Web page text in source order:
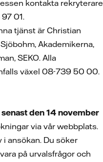
kontakta rekryterare
01.
tjänst är Christian
Akademikerna,
SEKO. Alla
växel 08-739 50 00.
den 14 november
via vår webbplats.
ansökan. Du söker
på urvalsfrågor och